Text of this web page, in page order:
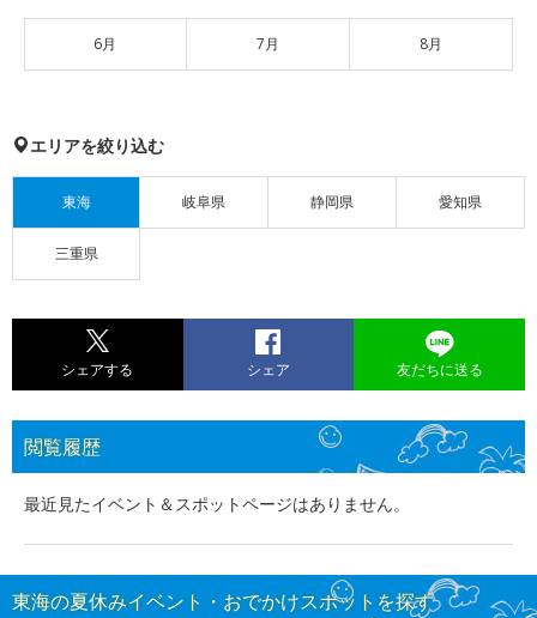
6月 7月 8月
エリアを絞り込む
東海 岐阜県 静岡県 愛知県
三重県
シェアする シェア 友だちに送る
閲覧履歴
最近見たイベント＆スポットページはありません。
東海の夏休みイベント・おでかけスポットを探す